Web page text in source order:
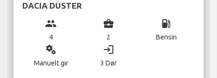
DACIA DUSTER
group
4
business_center
2
local_gas_station
Bensin
miscellaneous_services
Manuelt gir
login
3 Dør